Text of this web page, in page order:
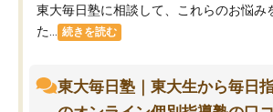
東大毎日塾に相談して、これらのお悩み
た...
続きを読む
東大毎日塾｜東大生から毎日